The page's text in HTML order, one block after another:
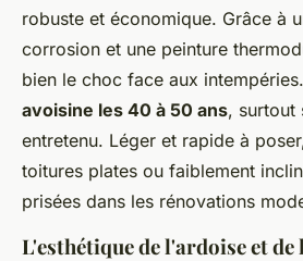
robuste et économique. Grâce à
corrosion et une peinture
bien le choc face aux
avoisine les 40 à 50 ans, surtout
entretenu. Léger et rapide à
toitures plates ou faiblement
prisées dans les rénovations
L'esthétique de l'ardoise et